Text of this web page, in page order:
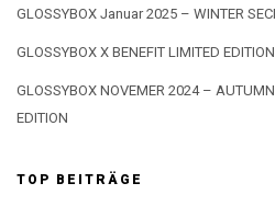
GLOSSYBOX Januar 2025 – WINTER
GLOSSYBOX X BENEFIT LIMITED
GLOSSYBOX NOVEMER 2024 –
EDITION
TOP BEITRÄGE